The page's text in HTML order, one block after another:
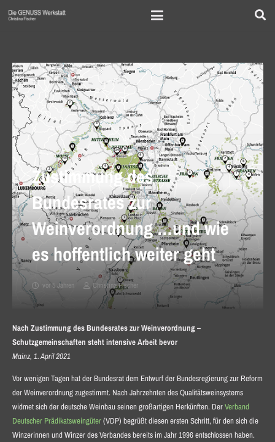
Zustimmung des
Bundesrates zur
Weinverordnung …und wie
es hoffentlich weiter geht
vor 5 Jahren Christina Fischer
Nach Zustimmung des Bundesrates zur Weinverordnung –
Schutzgemeinschaften steht intensive Arbeit bevor
Mainz, 1. April 2021
Vor wenigen Tagen hat der Bundesrat dem Entwurf der Bundesregierung zur Reform
der Weinverordnung zugestimmt. Nach Jahrzehnten des Qualitätsweinsystems
widmet sich der deutsche Weinbau seinen großartigen Herkünften. DerVerband
Deutscher Prädikatsweingüter(VDP) begrüßt diesen ersten Schritt, für den sich die
Winzerinnen und Winzer des Verbandes bereits im Jahr 1996 entschlossen haben.